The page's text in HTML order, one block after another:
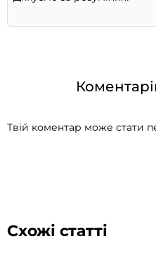
Твій коментар може стати
Схожі статті